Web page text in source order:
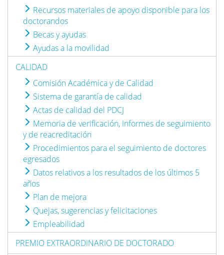
Recursos materiales de apoyo disponible para los
doctorandos
Becas y ayudas
Ayudas a la movilidad
CALIDAD
Comisión Académica y de Calidad
Sistema de garantía de calidad
Actas de calidad del PDCJ
Memoria de verificación, Informes de seguimiento
y de reacreditación
Procedimientos para el seguimiento de doctores
egresados
Datos relativos a los resultados de los últimos 5
años
Plan de mejora
Quejas, sugerencias y felicitaciones
Empleabilidad
PREMIO EXTRAORDINARIO DE DOCTORADO